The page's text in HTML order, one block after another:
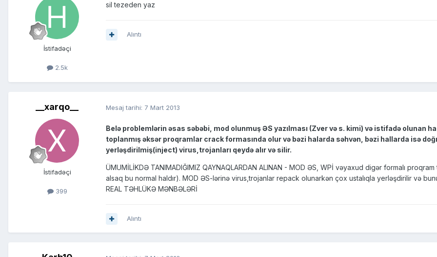
İstifadəçi
2.5k
sil tezeden yaz
Alıntı
__xarqo__
İstifadəçi
399
Mesaj tarihi: 7 Mart 2013
Belə problemlərin əsas səbəbi, mod olunmuş ƏS yazılması (Zver və s. kimi) və istifadə olunan
toplanmış əksər proqramlar crack formasında olur və bəzi halarda səhvən, bəzi hallarda isə
yerləşdirilmiş(inject) virus,trojanları qeydə alır və silir.
ÜMUMİLİKDƏ TANIMADIĞIMIZ QAYNAQLARDAN ALINAN - MOD ƏS, WPİ vəyaxud digər formalı proqram
alsaq bu normal haldır). MOD ƏS-lərinə virus,trojanlar repack olunarkən çox ustalıqla yerləşdirilir və
REAL TƏHLÜKƏ MƏNBƏLƏRİ
Alıntı